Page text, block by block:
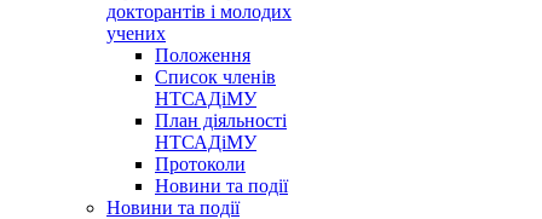
докторантів і молодих
учених
Положення
Список членів
НТСАДіМУ
План діяльності
НТСАДіМУ
Протоколи
Новини та події
Новини та події